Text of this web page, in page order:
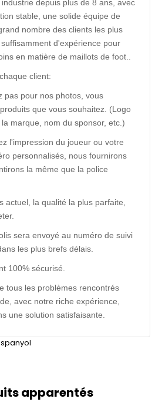
depuis plus de 8 ans, avec
stable, une solide équipe de
nombre des clients les plus
d'expérience pour
en matière de maillots de foot..
client:
pas pour nos photos, vous
que vous souhaitez. (Logo
marque, nom du sponsor, etc.)
l'impression du joueur ou votre
personnalisés, nous fournirons
la même que la police
actuel, la qualité la plus parfaite,
sera envoyé au numéro de suivi
les plus brefs délais.
100% sécurisé.
tous les problèmes rencontrés
avec notre riche expérience,
une solution satisfaisante.
apparentés